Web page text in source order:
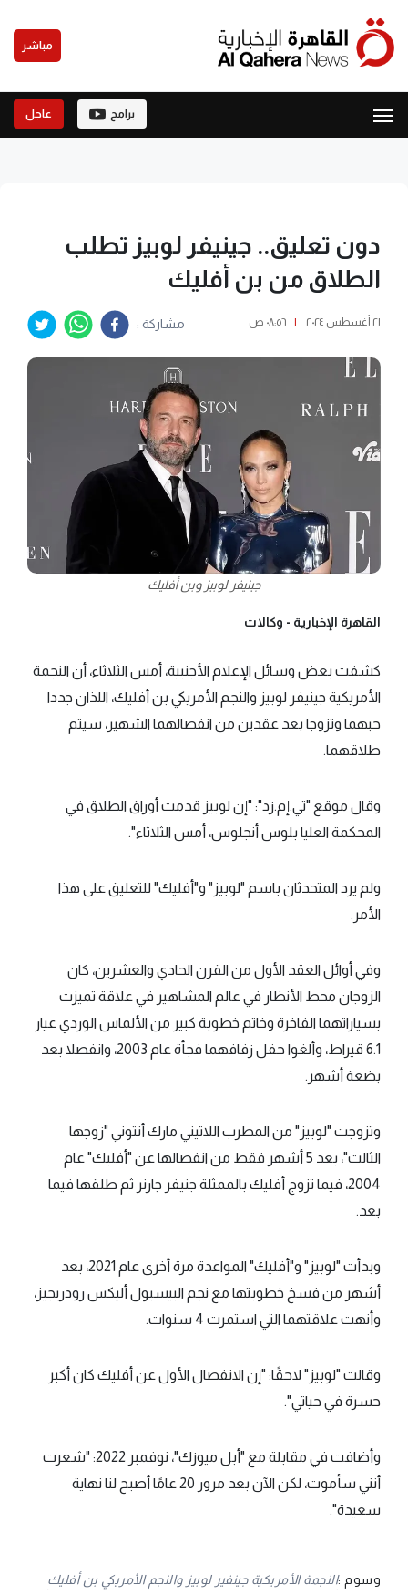
مباشر
برامج عاجل
دون تعليق.. جينيفر لوبيز تطلب
الطلاق من بن أفليك
٢١ أغسطس ٢٠٢٤ | ٠٨:٥٦ ص مشاركة :
جينيفر لوبيز وبن أفليك
القاهرة الإخبارية - وكالات
كشفت بعض وسائل الإعلام الأجنبية، أمس الثلاثاء، أن النجمة
الأمريكية جينيفر لوبيز والنجم الأمريكي بن أفليك، اللذان جددا
حبهما وتزوجا بعد عقدين من انفصالهما الشهير، سيتم
طلاقهما.
وقال موقع "تي.إم.زد": "إن لوبيز قدمت أوراق الطلاق في
المحكمة العليا بلوس أنجلوس، أمس الثلاثاء".
ولم يرد المتحدثان باسم "لوبيز" و"أفليك" للتعليق على هذا
الأمر.
وفي أوائل العقد الأول من القرن الحادي والعشرين، كان
الزوجان محط الأنظار في عالم المشاهير في علاقة تميزت
بسياراتهما الفاخرة وخاتم خطوبة كبير من الألماس الوردي عيار
6.1 قيراط، وألغوا حفل زفافهما فجأة عام 2003، وانفصلا بعد
بضعة أشهر.
وتزوجت "لوبيز" من المطرب اللاتيني مارك أنتوني "زوجها
الثالث"، بعد 5 أشهر فقط من انفصالها عن "أفليك" عام
2004، فيما تزوج أفليك بالممثلة جنيفر جارنر ثم طلقها فيما
بعد.
وبدأت "لوبيز" و"أفليك" المواعدة مرة أخرى عام 2021، بعد
أشهر من فسخ خطوبتها مع نجم البيسبول أليكس رودريجيز،
وأنهت علاقتهما التي استمرت 4 سنوات.
وقالت "لوبيز" لاحقًا: "إن الانفصال الأول عن أفليك كان أكبر
حسرة في حياتي".
وأضافت في مقابلة مع "أبل ميوزك"، نوفمبر 2022: "شعرت
أنني سأموت، لكن الآن بعد مرور 20 عامًا أصبح لنا نهاية
سعيدة".
وسوم :النجمة الأمريكية جينفير لوبيز والنجم الأمريكي بن أفليك